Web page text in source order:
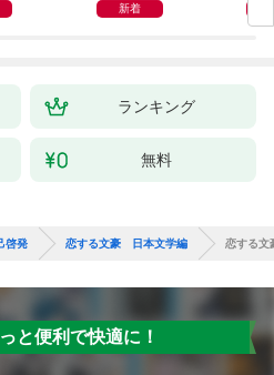
る
新着
ランキング
無料
啓発 恋する文豪 日本文学編 恋する
と便利で快適に！